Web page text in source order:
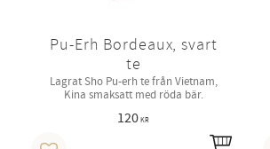
Pu-Erh Bordeaux, svart
te
Lagrat Sho Pu-erh te från Vietnam,
Kina smaksatt med röda bär.
120KR